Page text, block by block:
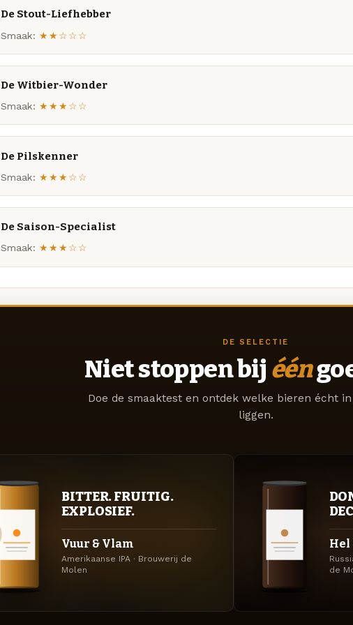
De Stout-Liefhebber
Smaak: ★★☆☆☆
De Witbier-Wonder
Smaak: ★★★☆☆
De Pilskenner
Smaak: ★★★☆☆
De Saison-Specialist
Smaak: ★★★☆☆
DE SELECTIE
Niet stoppen bij één
Doe de smaaktest en ontdek welke bieren écht
liggen.
BITTER. FRUITIG.
EXPLOSIEF.
Vuur & Vlam
Amerikaanse IPA · Brouwerij de
Molen
Hel
de